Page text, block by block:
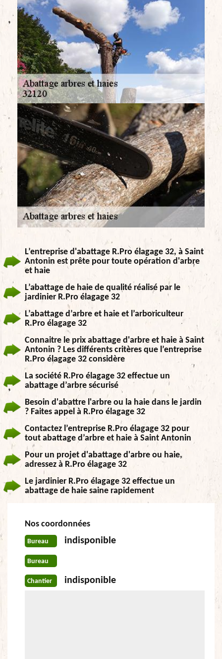
L’entreprise d'abattage R.Pro élagage 32, à Saint
Antonin est prête pour toute opération d'arbre
et haie
L’abattage de haie de qualité réalisé par le
jardinier R.Pro élagage 32
L’abattage d’arbre et haie et l’arboriculteur
R.Pro élagage 32
Connaitre le prix abattage d'arbre et haie à Saint
Antonin ? Les différents critères que l’entreprise
R.Pro élagage 32 considère
La société R.Pro élagage 32 effectue un
abattage d’arbre sécurisé
Besoin d'abattre l'arbre ou la haie dans le jardin
? Faites appel à R.Pro élagage 32
Contactez l’entreprise R.Pro élagage 32 pour
tout abattage d’arbre et haie à Saint Antonin
Pour un projet d'abattage d'arbre ou haie,
adressez à R.Pro élagage 32
Le jardinier R.Pro élagage 32 effectue un
abattage de haie saine rapidement
Nos coordonnées
Bureau indisponible
Bureau
Chantier indisponible